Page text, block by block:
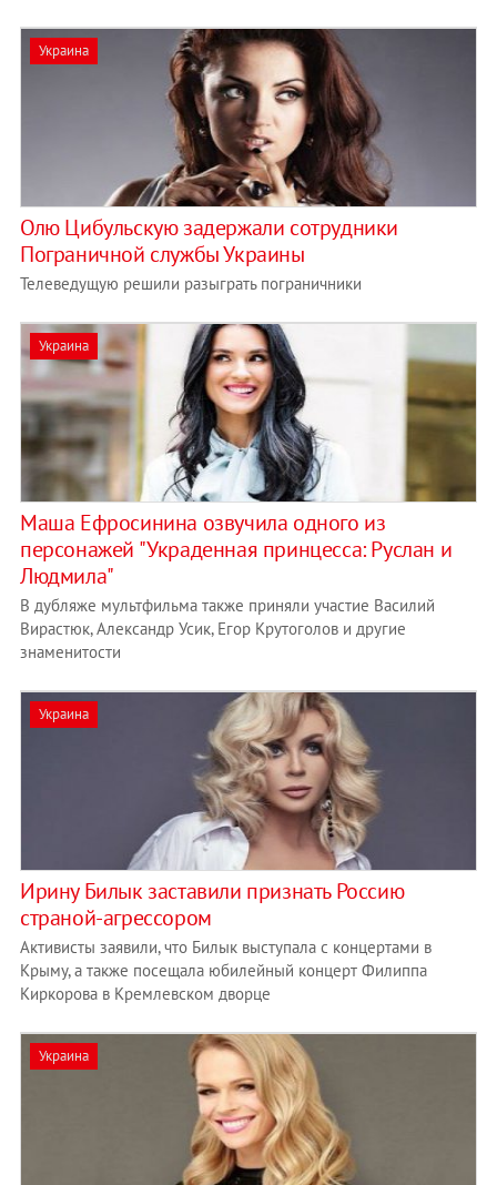
Украина
Олю Цибульскую задержали сотрудники
Пограничной службы Украины
Телеведущую решили разыграть пограничники
Украина
Маша Ефросинина озвучила одного из
персонажей "Украденная принцесса: Руслан и
Людмила"
В дубляже мультфильма также приняли участие Василий
Вирастюк, Александр Усик, Егор Крутоголов и другие
знаменитости
Украина
Ирину Билык заставили признать Россию
страной-агрессором
Активисты заявили, что Билык выступала с концертами в
Крыму, а также посещала юбилейный концерт Филиппа
Киркорова в Кремлевском дворце
Украина